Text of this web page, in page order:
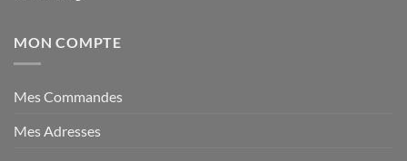
MON COMPTE
Mes Commandes
Mes Adresses